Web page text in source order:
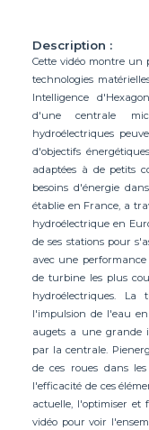
Description :
Cette vidéo montre un
technologies
Intelligence
d'une centrale
hydroélectriques
d'objectifs
adaptées à de petits
besoins d'énergie
établie en France, a
hydroélectrique en
de ses stations pour
avec une
de turbine les plus
hydroélectriques.
l'impulsion de l'eau
augets a une grande
par la centrale.
de ces roues dans
l'efficacité de ces
actuelle, l'optimiser
vidéo pour voir